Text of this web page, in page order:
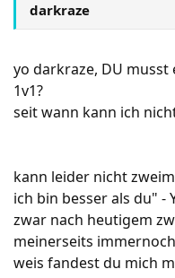
darkraze
yo darkraze, DU musst
1v1?
seit wann kann ich
kann leider nicht
ich bin besser als du" -
zwar nach heutigem
meinerseits
weis fandest du mich